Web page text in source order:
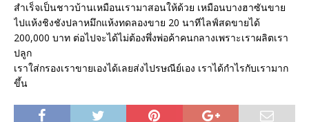
สำเร็จเป็นชาวบ้านเหมือนเรามาสอนให้ด้วย เหมือนบางฮาซันขาย
ไปแห้งชิงชังปลาหมึกแห้งทดลองขาย 20 นาทีไลฟ์สดขายได้
200,000 บาท ต่อไปจะได้ไม่ต้องพึ่งพ่อค้าคนกลางเพราะเราผลิตเรา
ปลูก
เราใส่กรองเราขายเองได้เลยส่งไปรษณีย์เอง เราได้กำไรกับเรามาก
ขึ้น